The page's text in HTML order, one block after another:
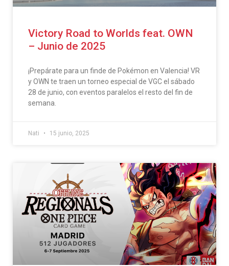
Victory Road to Worlds feat. OWN
– Junio de 2025
¡Prepárate para un finde de Pokémon en Valencia! VR
y OWN te traen un torneo especial de VGC el sábado
28 de junio, con eventos paralelos el resto del fin de
semana.
Nati 15 junio, 2025